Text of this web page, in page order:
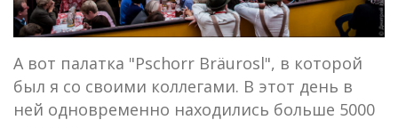
А вот палатка "Pschorr Bräurosl", в которой
был я со своими коллегами. В этот день в
ней одновременно находились больше 5000